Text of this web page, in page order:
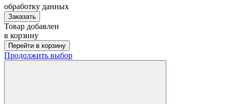
обработку данных
Заказать
Товар добавлен
в корзину
Перейти в корзину
Продолжить выбор